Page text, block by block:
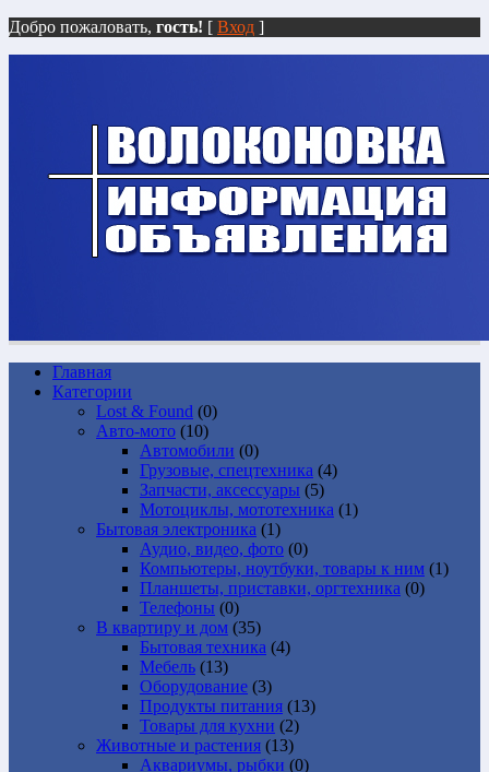
Добро пожаловать, гость! [ Вход ]
Главная
Категории
Lost & Found (0)
Авто-мото (10)
Автомобили (0)
Грузовые, спецтехника (4)
Запчасти, аксессуары (5)
Мотоциклы, мототехника (1)
Бытовая электроника (1)
Аудио, видео, фото (0)
Компьютеры, ноутбуки, товары к ним (1)
Планшеты, приставки, оргтехника (0)
Телефоны (0)
В квартиру и дом (35)
Бытовая техника (4)
Мебель (13)
Оборудование (3)
Продукты питания (13)
Товары для кухни (2)
Животные и растения (13)
Аквариумы, рыбки (0)